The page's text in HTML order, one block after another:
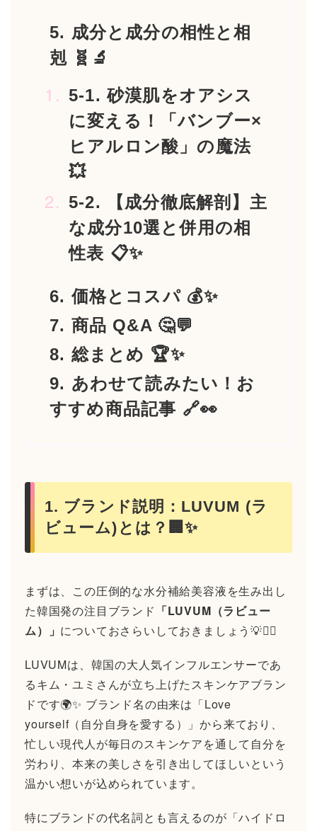
5. 成分と成分の相性と相
剋 🧬🔬
5-1. 砂漠肌をオアシス
に変える！「バンブー×
ヒアルロン酸」の魔法
💥
5-2. 【成分徹底解剖】主
な成分10選と併用の相
性表 📋✨
6. 価格とコスパ 💰✨
7. 商品 Q&A 🤔💬
8. 総まとめ 🏆✨
9. あわせて読みたい！お
すすめ商品記事 🔗👀
1. ブランド説明：LUVUM (ラ
ビューム)とは？🏢✨
まずは、この圧倒的な水分補給美容液を生み出し
た韓国発の注目ブランド 「LUVUM（ラビュー
ム）」 についておさらいしておきましょう💡🕵️‍♂️
LUVUMは、韓国の大人気インフルエンサーであ
るキム・ユミさんが立ち上げたスキンケアブラン
ドです🌍✨ ブランド名の由来は「Love
yourself（自分自身を愛する）」から来ており、
忙しい現代人が毎日のスキンケアを通して自分を
労わり、本来の美しさを引き出してほしいという
温かい想いが込められています。
特にブランドの代名詞とも言えるのが「ハイドロ